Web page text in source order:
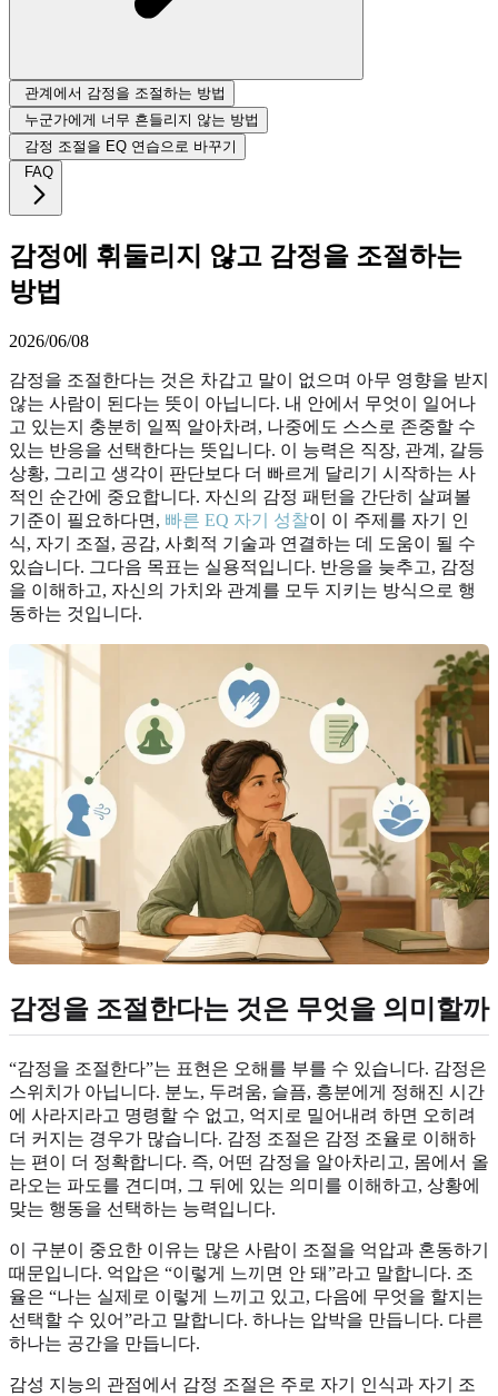
관계에서 감정을 조절하는 방법
누군가에게 너무 흔들리지 않는 방법
감정 조절을 EQ 연습으로 바꾸기
FAQ
감정에 휘둘리지 않고 감정을 조절하는
방법
2026/06/08
감정을 조절한다는 것은 차갑고 말이 없으며 아무 영향을 받지
않는 사람이 된다는 뜻이 아닙니다. 내 안에서 무엇이 일어나
고 있는지 충분히 일찍 알아차려, 나중에도 스스로 존중할 수
있는 반응을 선택한다는 뜻입니다. 이 능력은 직장, 관계, 갈등
상황, 그리고 생각이 판단보다 더 빠르게 달리기 시작하는 사
적인 순간에 중요합니다. 자신의 감정 패턴을 간단히 살펴볼
기준이 필요하다면, 빠른 EQ 자기 성찰이 이 주제를 자기 인
식, 자기 조절, 공감, 사회적 기술과 연결하는 데 도움이 될 수
있습니다. 그다음 목표는 실용적입니다. 반응을 늦추고, 감정
을 이해하고, 자신의 가치와 관계를 모두 지키는 방식으로 행
동하는 것입니다.
감정을 조절한다는 것은 무엇을 의미할까
“감정을 조절한다”는 표현은 오해를 부를 수 있습니다. 감정은
스위치가 아닙니다. 분노, 두려움, 슬픔, 흥분에게 정해진 시간
에 사라지라고 명령할 수 없고, 억지로 밀어내려 하면 오히려
더 커지는 경우가 많습니다. 감정 조절은 감정 조율로 이해하
는 편이 더 정확합니다. 즉, 어떤 감정을 알아차리고, 몸에서 올
라오는 파도를 견디며, 그 뒤에 있는 의미를 이해하고, 상황에
맞는 행동을 선택하는 능력입니다.
이 구분이 중요한 이유는 많은 사람이 조절을 억압과 혼동하기
때문입니다. 억압은 “이렇게 느끼면 안 돼”라고 말합니다. 조
율은 “나는 실제로 이렇게 느끼고 있고, 다음에 무엇을 할지는
선택할 수 있어”라고 말합니다. 하나는 압박을 만듭니다. 다른
하나는 공간을 만듭니다.
감성 지능의 관점에서 감정 조절은 주로 자기 인식과 자기 조